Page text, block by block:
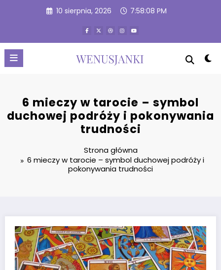
10 sierpnia, 2026 7:58:09 PM
6 mieczy w tarocie – symbol
duchowej podróży i pokonywania
trudności
Strona główna
6 mieczy w tarocie – symbol duchowej podróży i
pokonywania trudności